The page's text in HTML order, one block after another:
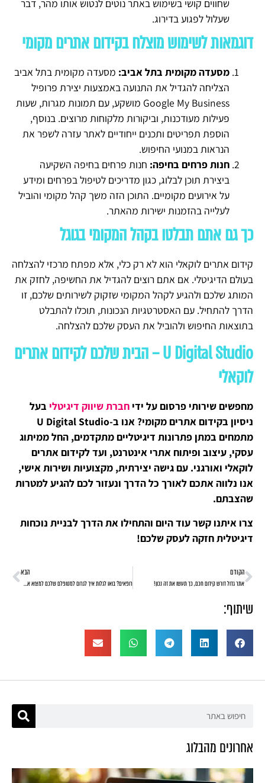
שחווים קושי בשימוש באתר נוטים לנטוש אותו מהר, דבר
שעלול לפגוע בדירוג.
דוגמאות לשימוש מוצלח בקידום אתרים מקומי
מסעדה מקומית בתל אביב: מסעדה מקומית בתל אביב
הצליחה להגדיל את התנועה באמצעות יצירת פרופיל
Google My Business מושקע, עם תמונות מגרות, שעות
פעילות מעודכנות, וביקורות מלקוחות מרוצים. בנוסף,
הוספת תפריטים ותכנים ייחודיים לאתר עזרה לשפר את
הנראות במנועי החיפוש.
חנות פרחים בחיפה: חנות פרחים בחיפה השקיעה
ביצירת תוכן לבלוג, כגון מדריכים לטיפול בפרחים ומידע
על אירועים מקומיים. התוכן הזה משך קהל מקומי והוביל
לעלייה בהזמנות ישירות מהאתר.
כך גם אתם תבלטו בקהל המקומי בגוגל
קידום אתרים לוקאלי הוא לא רק כלי, אלא מפתח מרכזי להצלחה
בעולם הדיגיטלי. אם אתם רוצים להגדיל את החשיפה, לחזק את
המותג שלכם ולהגיע לקהל המקומי שזקוק לשירותים שלכם, זו
הדרך להתחיל. עם האסטרטגיות הנכונות, תוכלו להתבלט
בתוצאות החיפוש ולהוביל את העסק שלכם להצלחה.
U Digital Studio – הבית שלכם לקידום אתרים
לוקאלי
מחפשים שירותי פרסום על ידי חברת שיווק דיגיטלי בעל
ניסיון בקידום אתרים מקומי? אנו ב-U Digital Studio
מתמחים במתן פתרונות דיגיטליים מתקדמים, החל ממיתוג
עסקי, עיצוב ופיתוח אתרי אינטרנט, ועד לקידום אתרים
לוקאלי ואורגני. עם גישה יצירתית, מקצועיות ושירות אישי,
אנו נלווה אתכם לאורך כל הדרך ונעזור לכם להגיע למטרות
שהצבתם.
צרו איתנו קשר עוד היום והתחילו את הדרך לבניית נוכחות
דיגיטלית חזקה לעסק שלכם!
הקודם
אתר גדול דורש קידום חכם, כך תעשו את זה נכון!
הבא
רופאים? בואו לגלות איך לגרום למטופלם שלכם למצוא אתכם ברשת
שיתוף:
אחרונים מהבלוג